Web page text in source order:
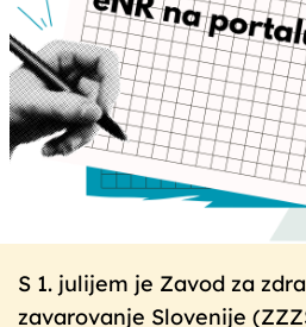
S 1. julijem je Zavod za
zavarovanje Slovenije